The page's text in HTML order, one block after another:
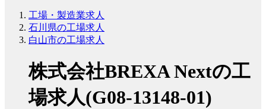
工場・製造業求人
石川県の工場求人
白山市の工場求人
株式会社BREXA Nextの工
場求人(G08-13148-01)